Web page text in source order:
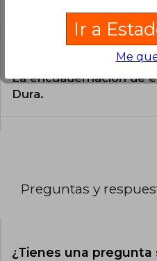
El libro está escrito en
¿Cuál es la
La encuadernación de
Dura.
Preguntas y
¿Tienes una pregunta
Ir a
Me